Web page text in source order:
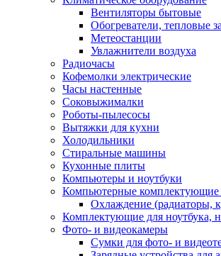
Вентиляторы бытовые
Обогреватели, тепловые
Метеостанции
Увлажнители воздуха
Радиочасы
Кофемолки электрические
Часы настенные
Соковыжималки
Роботы-пылесосы
Вытяжки для кухни
Холодильники
Стиральные машины
Кухонные плиты
Компьютеры и ноутбуки
Компьютерные
Охлаждение (радиаторы,
Комплектующие для ноутбука,
Фото- и видеокамеры
Сумки для фото- и